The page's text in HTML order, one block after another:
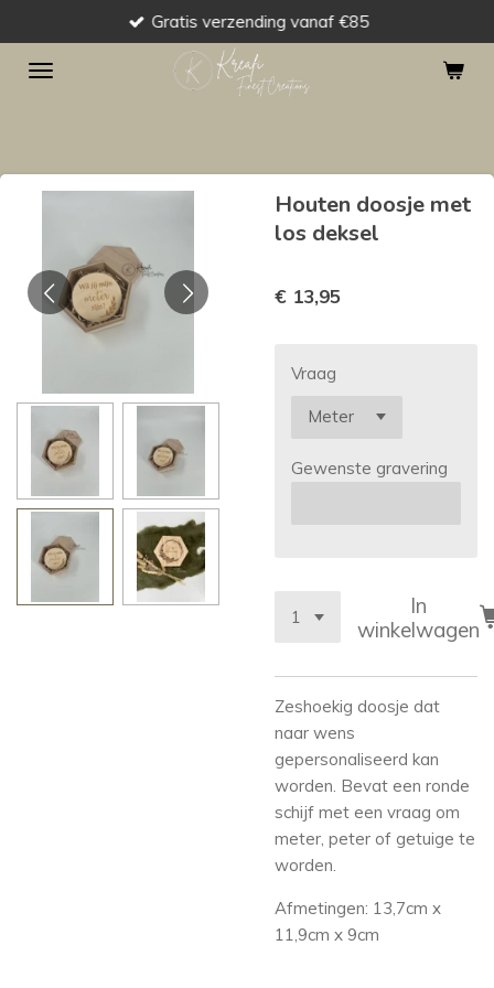
direct
naar
Gratis verzending vanaf €85
Houten doosje met
los deksel
€ 13,95
Vraag
Gewenste gravering
In
winkelwagen
Zeshoekig doosje dat
naar wens
gepersonaliseerd kan
worden. Bevat een ronde
schijf met een vraag om
meter, peter of getuige te
worden.
Afmetingen: 13,7cm x
11,9cm x 9cm